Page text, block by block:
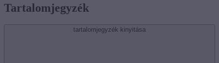
Tartalomjegyzék
tartalomjegyzék kinyitása